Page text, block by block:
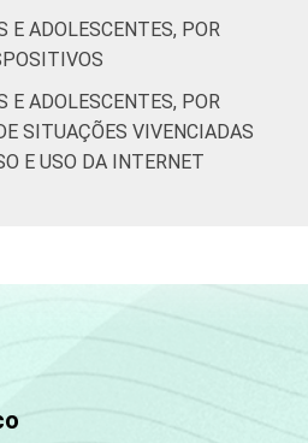
AB
C 92
DE 88
Não 72
(Cetic.br),
E ADOLESCENTES, POR
E ADOLESCENTES, POR
SITUAÇÕES VIVENCIADAS
E USO DA INTERNET